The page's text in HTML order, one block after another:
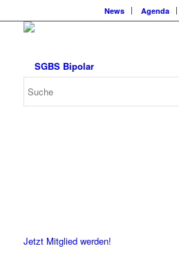
News Agenda
Jetzt Mitglied werden!